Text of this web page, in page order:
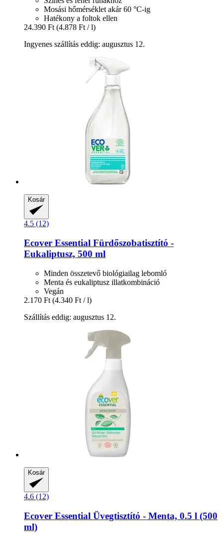
Mosási hőmérséklet akár 60 °C-ig
Hatékony a foltok ellen
24.390 Ft (4.878 Ft / l)
Ingyenes szállítás eddig: augusztus 12.
Kosár
4.5 (12)
Ecover Essential Fürdőszobatisztító -​
Eukaliptusz, 500 ml
Minden összetevő biológiailag lebomló
Menta és eukaliptusz illatkombináció
Vegán
2.170 Ft (4.340 Ft / l)
Szállítás eddig: augusztus 12.
Kosár
4.6 (12)
Ecover Essential Üvegtisztító -​ Menta, 0.5 l (500
ml)